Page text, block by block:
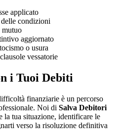
applicato
condizioni
mutuo
aggiornato
o usura
vessatorie
i Tuoi Debiti
finanziarie è un percorso
Noi di Salva Debitori
la tua situazione, identificare le
verso la risoluzione definitiva